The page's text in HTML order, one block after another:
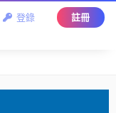
登錄 註冊